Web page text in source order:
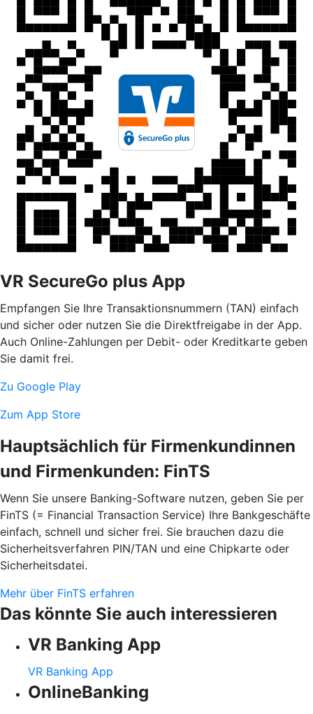
VR SecureGo plus App
Empfangen Sie Ihre Transaktionsnummern (TAN) einfach
und sicher oder nutzen Sie die Direktfreigabe in der App.
Auch Online-Zahlungen per Debit- oder Kreditkarte geben
Sie damit frei.
Zu Google Play
Zum App Store
Hauptsächlich für Firmenkundinnen
und Firmenkunden: FinTS
Wenn Sie unsere Banking-Software nutzen, geben Sie per
FinTS (= Financial Transaction Service) Ihre Bankgeschäfte
einfach, schnell und sicher frei. Sie brauchen dazu die
Sicherheitsverfahren PIN/TAN und eine Chipkarte oder
Sicherheitsdatei.
Mehr über FinTS erfahren
Das könnte Sie auch interessieren
VR Banking App
VR Banking App
OnlineBanking